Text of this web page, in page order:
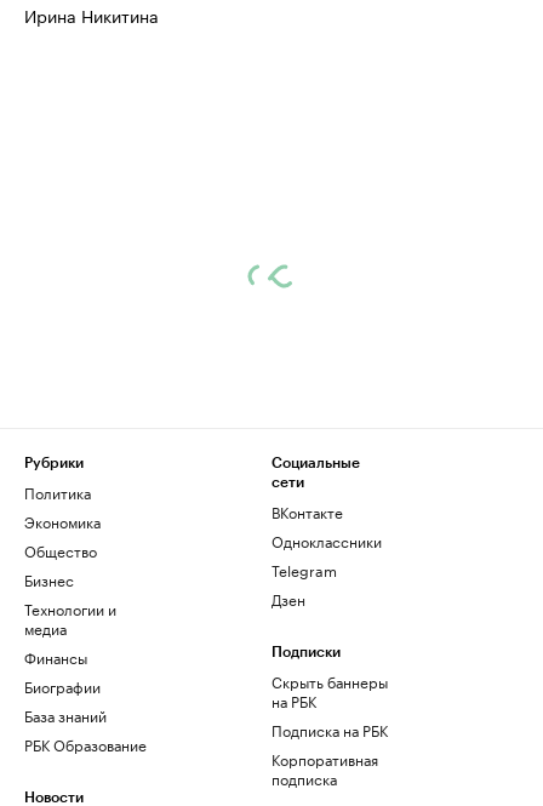
Ирина Никитина
Рубрики
Политика
Экономика
Общество
Бизнес
Технологии и
медиа
Финансы
Биографии
База знаний
РБК Образование
Новости
Социальные
сети
ВКонтакте
Одноклассники
Telegram
Дзен
Подписки
Скрыть баннеры
на РБК
Подписка на РБК
Корпоративная
подписка